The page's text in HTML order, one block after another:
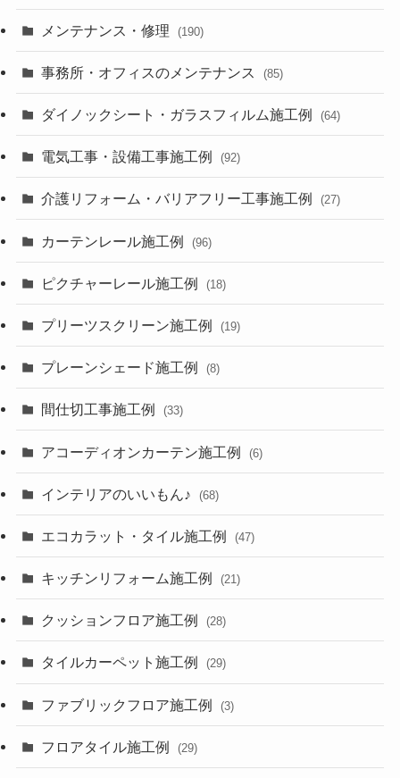
メンテナンス・修理 (190)
事務所・オフィスのメンテナンス (85)
ダイノックシート・ガラスフィルム施工例 (64)
電気工事・設備工事施工例 (92)
介護リフォーム・バリアフリー工事施工例 (27)
カーテンレール施工例 (96)
ピクチャーレール施工例 (18)
プリーツスクリーン施工例 (19)
プレーンシェード施工例 (8)
間仕切工事施工例 (33)
アコーディオンカーテン施工例 (6)
インテリアのいいもん♪ (68)
エコカラット・タイル施工例 (47)
キッチンリフォーム施工例 (21)
クッションフロア施工例 (28)
タイルカーペット施工例 (29)
ファブリックフロア施工例 (3)
フロアタイル施工例 (29)